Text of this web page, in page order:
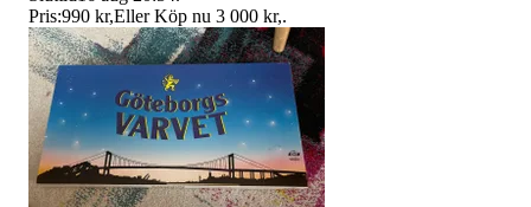
Pris:990 kr,Eller Köp nu 3 000 kr,.